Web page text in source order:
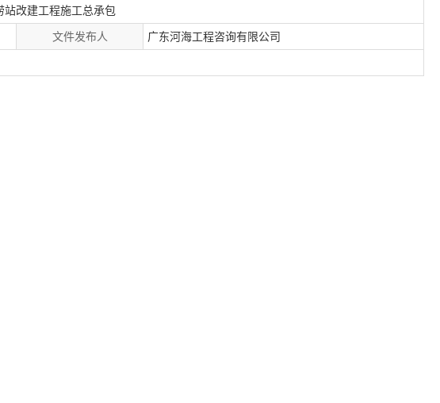
站改建工程施工总承包
文件发布人 广东河海工程咨询有限公司